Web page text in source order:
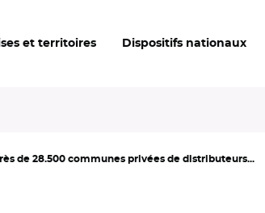
et territoires Dispositifs nationaux
de 28.500 communes privées de distributeurs...